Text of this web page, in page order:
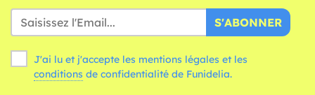
S'ABONNER
J'ai lu et j'accepte les mentions légales et les
conditions de confidentialité de Funidelia.